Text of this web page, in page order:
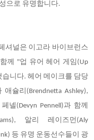
으로 유명합니다.
셔널은 이고라 바이브런스
께 "업 유어 헤어 게임(Up
습니다. 헤어 메이크를 담당
슐리(Brendnetta Ashley),
넬(Devyn Pennell)과 함께
알리 레이즈먼(Aly
등 유명 운동선수들이 광